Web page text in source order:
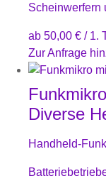
Scheinwerfern
ab 50,00 € / 1.
Zur Anfrage
Diverse
Handheld-